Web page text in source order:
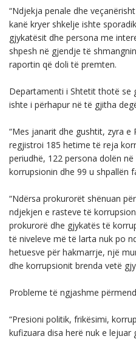
“Ndjekja penale dhe
kanë kryer shkelje ishte
gjykatësit dhe persona me
shpesh në gjendje të
raportin që doli të premten.
Departamenti i Shtetit thotë se
ishte i përhapur në të gjitha
“Mes janarit dhe gushtit, zyra
regjistroi 185 hetime të reja
periudhë, 122 persona dolën
korrupsionin dhe 99 u shpallën
“Ndërsa prokurorët shënuan
ndjekjen e rasteve të
prokurorë dhe gjykatës të
të niveleve më të larta nuk po
hetuesve për hakmarrje, një
dhe korrupsionit brenda vetë
Probleme të ngjashme
“Presioni politik, frikësimi,
kufizuara disa herë nuk e